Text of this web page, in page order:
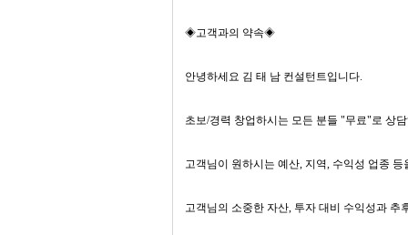
◈고객과의 약속◈
안녕하세요 김 태 남 컨설턴트입니다.
초보/경력 창업하시는 모든 분들 "무료"로 상
고객님이 원하시는 예산, 지역, 수익성 업종
고객님의 소중한 자산, 투자 대비 수익성과